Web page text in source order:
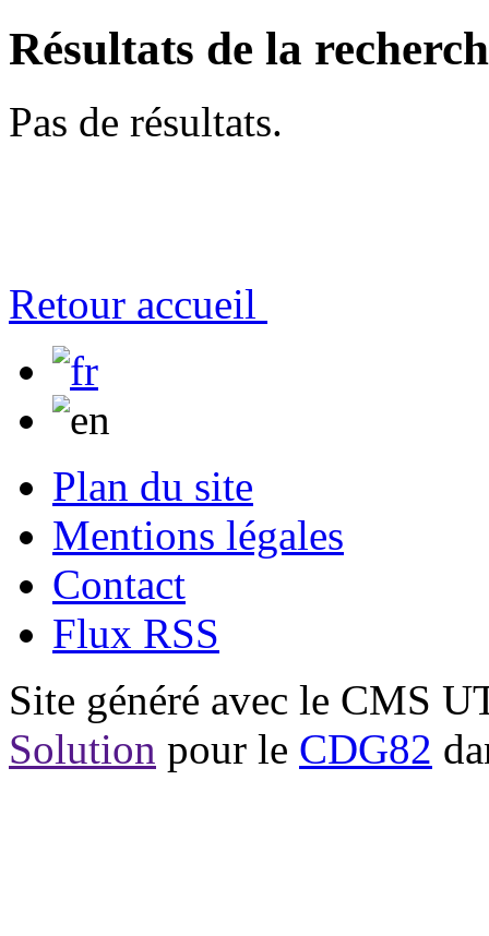
Résultats de la
Pas de résultats.
Retour accueil
Plan du site
Mentions légales
Contact
Flux RSS
Site généré avec le CMS
Solution pour le CDG82